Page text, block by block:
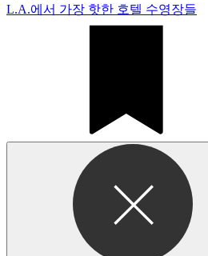
L.A.에서 가장 핫한 호텔 수영장들